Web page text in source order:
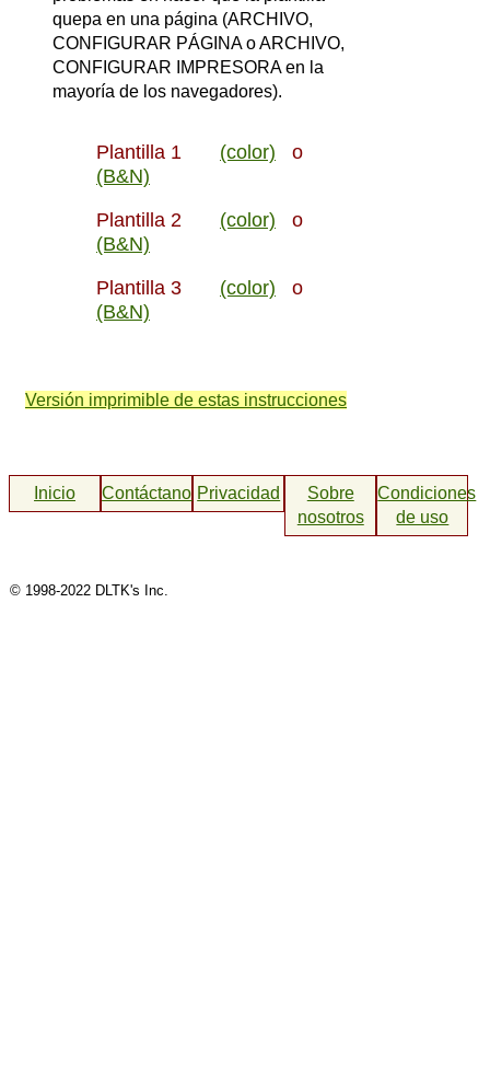
quepa en una página (ARCHIVO,
CONFIGURAR PÁGINA o ARCHIVO,
CONFIGURAR IMPRESORA en la
mayoría de los navegadores).
Plantilla 1 (color) o
(B&N)
Plantilla 2 (color) o
(B&N)
Plantilla 3 (color) o
(B&N)
Versión imprimible de estas instrucciones
Inicio ContáctanosPrivacidad
Sobre
nosotros
Condiciones
de uso
© 1998-2022 DLTK's Inc.